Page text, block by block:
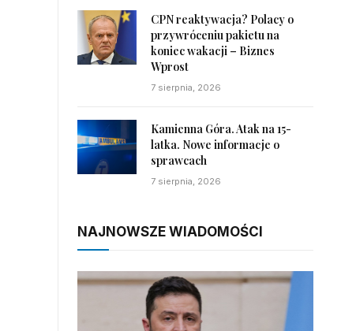
CPN reaktywacja? Polacy o
przywróceniu pakietu na
koniec wakacji – Biznes
Wprost
7 sierpnia, 2026
Kamienna Góra. Atak na 15-
latka. Nowe informacje o
sprawcach
7 sierpnia, 2026
NAJNOWSZE WIADOMOŚCI